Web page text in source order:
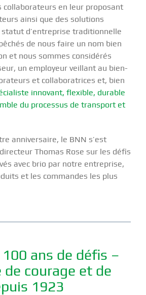
collaborateurs en leur proposant
ainsi que des solutions
d’entreprise traditionnelle
de nous faire un nom bien
et nous sommes considérés
un employeur veillant au bien-
et collaboratrices et, bien
innovant, flexible, durable
du processus de transport et
anniversaire, le BNN s’est
Thomas Rose sur les défis
avec brio par notre entreprise,
et les commandes les plus
100 ans de défis –
de courage et de
1923